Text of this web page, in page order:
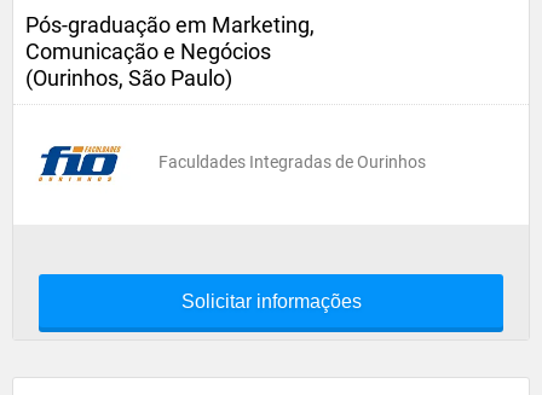
Pós-graduação em Marketing,
Comunicação e Negócios
(Ourinhos, São Paulo)
Faculdades Integradas de Ourinhos
Solicitar informações